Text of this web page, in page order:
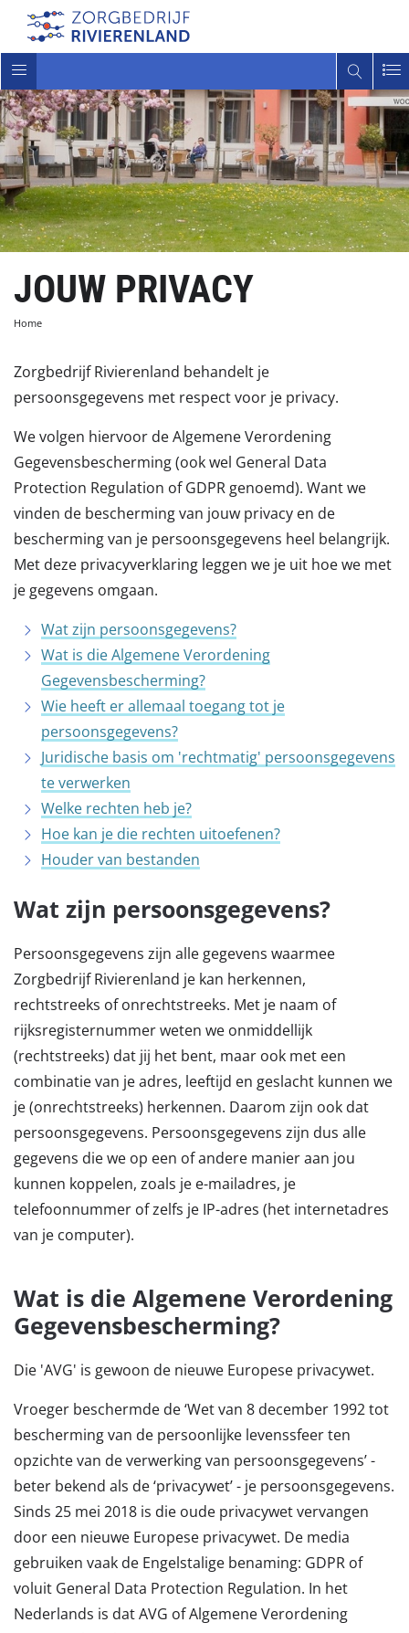
Toggle
navigatie
JOUW PRIVACY
Home
Zorgbedrijf Rivierenland behandelt je
persoonsgegevens met respect voor je privacy.
We volgen hiervoor de Algemene Verordening
Gegevensbescherming (ook wel General Data
Protection Regulation of GDPR genoemd). Want we
vinden de bescherming van jouw privacy en de
bescherming van je persoonsgegevens heel belangrijk.
Met deze privacyverklaring leggen we je uit hoe we met
je gegevens omgaan.
Wat zijn persoonsgegevens?
Wat is die Algemene Verordening
Gegevensbescherming?
Wie heeft er allemaal toegang tot je
persoonsgegevens?
Juridische basis om 'rechtmatig' persoonsgegevens
te verwerken
Welke rechten heb je?
Hoe kan je die rechten uitoefenen?
Houder van bestanden
Wat zijn persoonsgegevens?
Persoonsgegevens zijn alle gegevens waarmee
Zorgbedrijf Rivierenland je kan herkennen,
rechtstreeks of onrechtstreeks. Met je naam of
rijksregisternummer weten we onmiddellijk
(rechtstreeks) dat jij het bent, maar ook met een
combinatie van je adres, leeftijd en geslacht kunnen we
je (onrechtstreeks) herkennen. Daarom zijn ook dat
persoonsgegevens. Persoonsgegevens zijn dus alle
gegevens die we op een of andere manier aan jou
kunnen koppelen, zoals je e-mailadres, je
telefoonnummer of zelfs je IP-adres (het internetadres
van je computer).
Wat is die Algemene Verordening
Gegevensbescherming?
Die 'AVG' is gewoon de nieuwe Europese privacywet.
Vroeger beschermde de ‘Wet van 8 december 1992 tot
bescherming van de persoonlijke levenssfeer ten
opzichte van de verwerking van persoonsgegevens’ -
beter bekend als de ‘privacywet’ - je persoonsgegevens.
Sinds 25 mei 2018 is die oude privacywet vervangen
door een nieuwe Europese privacywet. De media
gebruiken vaak de Engelstalige benaming: GDPR of
voluit General Data Protection Regulation. In het
Nederlands is dat AVG of Algemene Verordening